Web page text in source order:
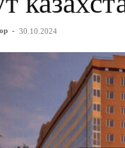
- 30.10.2024